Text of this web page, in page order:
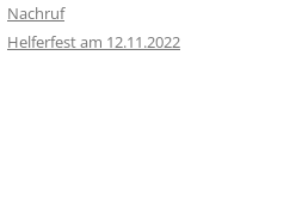
Nachruf
Helferfest am 12.11.2022